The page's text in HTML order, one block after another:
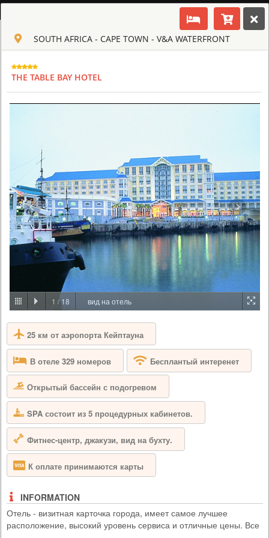
Toggle navigation
CLUB CULT OF AFRICA
TOUR HOTEL
SOUTH AFRICA - CAPE TOWN
AQUILA SAFARI & SPA
PRICE BY REQUEST
SOUTH AFRICA - CAPE TOWN
Aquila Private Game Reserve, just under a two hour scenic drive via the
N1 from Cape Town, is named after the rare and endangered Black
Eagle that thrives in the area. Proclaimed a Private Nature Reserve in
1985, this 4 star, Big 5, malaria free, 10,000 hectare conservancy
boasts 3 pristine biomes of vegetation set in the magnificent Karoo
mountains, valleys, rivers and kloofs. Aquila has been ...
SOUTH AFRICA - CAPE TOWN - V&A WATERFRONT
THE TABLE BAY HOTEL
1 /18 вид на отель
25 км от аэропорта Кейптауна
В отеле 329 номеров Бесплантый интеренет
Открытый бассейн с подогревом
SPA состоит из 5 процедурных кабинетов.
Фитнес-центр, джакузи, вид на бухту.
К оплате принимаются карты
INFORMATION
Отель - визитная карточка города, имеет самое лучшее
расположение, высокий уровень сервиса и отличные цены. Все